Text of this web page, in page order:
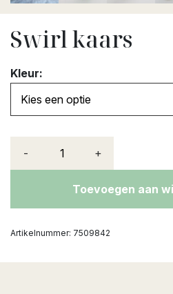
Swirl kaars
Kleur:
- +
Toevoegen aan
Artikelnummer: 7509842